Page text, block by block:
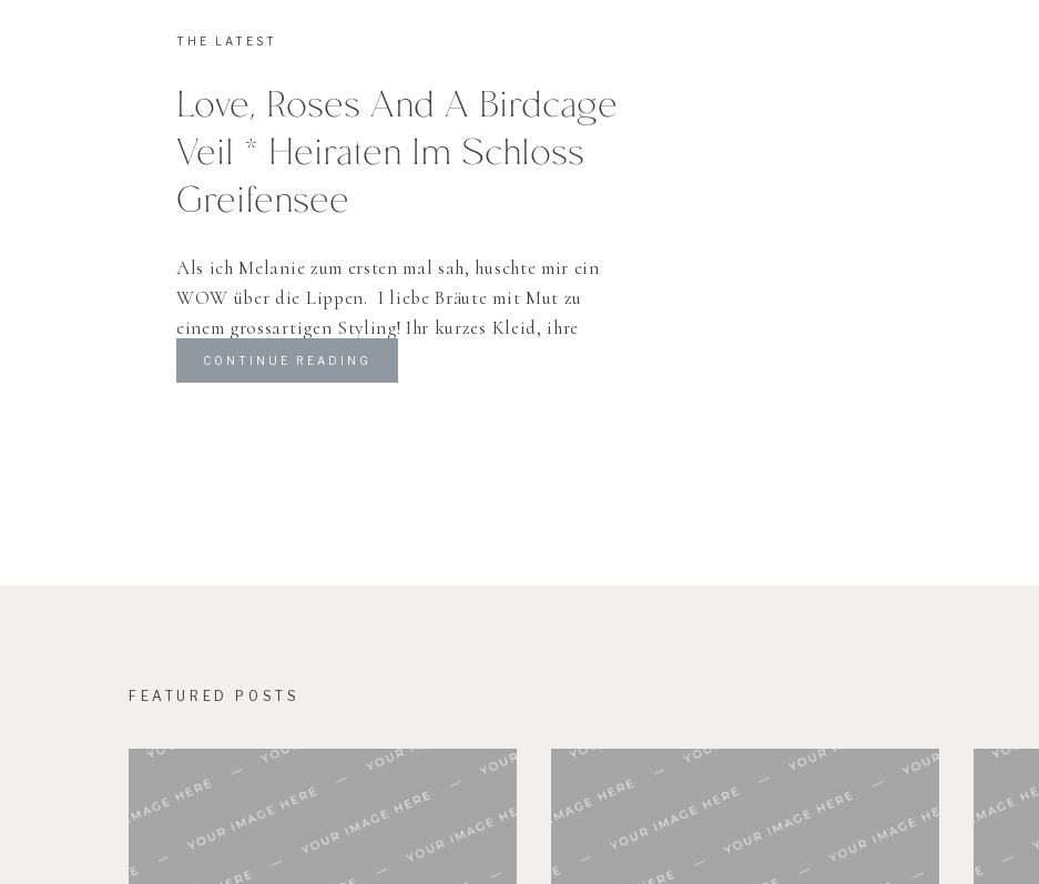
Als ich Melanie zum ersten mal sah, huschte mir ein
WOW über die Lippen. I liebe Bräute mit Mut zu
einem grossartigen Styling! Ihr kurzes Kleid, ihre
eleganten Schuhe und den Schmuck formten sie zu
einer perfekten Braut! Ein Birdcage Veil
Love, Roses And A Birdcage
Veil * Heiraten Im Schloss
Greifensee
THE LATEST
CONTINUE READING
FEATURED POSTS